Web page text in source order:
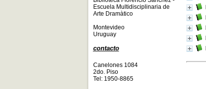
Escuela Multidisciplinaria de
Arte Dramàtico
Montevideo
Uruguay
contacto
Canelones 1084
2do. Piso
Tel: 1950-8865